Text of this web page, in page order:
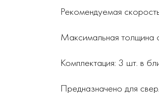
Рекомендуемая
Максимальная толщина
Комплектация: 3 шт. в
Предназначено для